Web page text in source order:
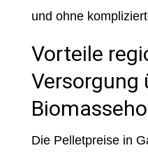
und ohne
Vorteile
Versorgung
Die Pelletpreise in